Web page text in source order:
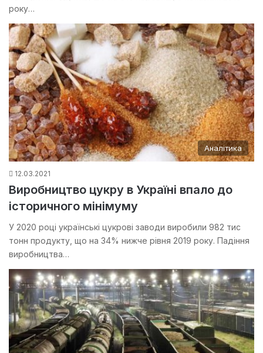
року…
Аналітика
12.03.2021
Виробництво цукру в Україні впало до
історичного мінімуму
У 2020 році українські цукрові заводи виробили 982 тис
тонн продукту, що на 34% нижче рівня 2019 року. Падіння
виробництва…